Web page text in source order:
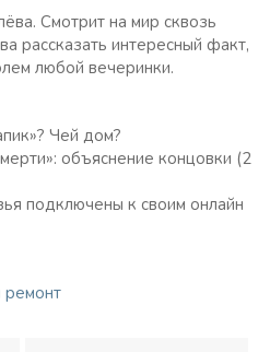
Смотрит на мир сквозь
рассказать интересный факт,
любой вечеринки.
Чей дом?
объяснение концовки (2
подключены к своим онлайн
ремонт